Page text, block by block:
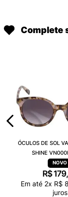
Complete
ÓCULOS DE SOL
SHINE
R$ 179,
Em até 2x R$
juros